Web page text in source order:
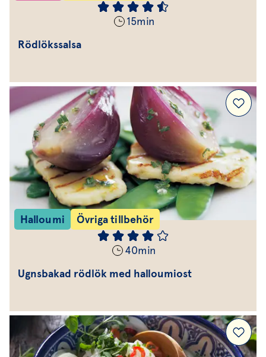
15min
Rödlökssalsa
Halloumi Övriga tillbehör
40min
Ugnsbakad rödlök med halloumiost